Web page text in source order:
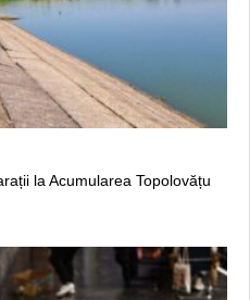
la Acumularea Topolovățu